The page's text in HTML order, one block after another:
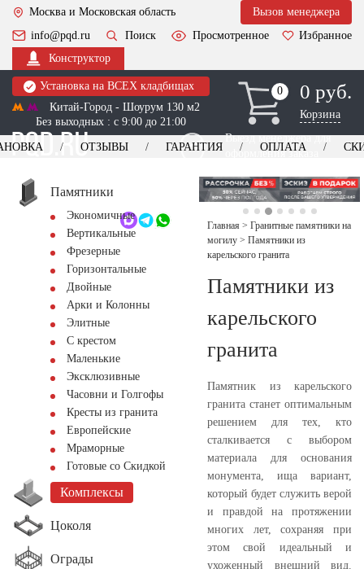
Москва и Московская область
Вызов менеджера
info@pqd.ru
Поиск Просмотренное
Избранное
Конструктор
Установка на ВСЕХ кладбищах
Китай-Город - Шоурум 130 м2
Без выходных : с 9:00 до 21:00
0
0 0 руб.
Корзина
Выезд менеджера для
оформления заказа
+7 (495) 518-44-23
Обратный звонок
ОТЗЫВЫ ГАРАНТИЯ ОПЛАТА
Памятники
Экономичные
Вертикальные
Фрезерные
Горизонтальные
Двойные
Арки и Колонны
Элитные
С крестом
Маленькие
Эксклюзивные
Часовни и Голгофы
Кресты из гранита
Европейские
Мраморные
Готовые со Скидкой
Комплексы
Цоколя
Ограды
Главная > Гранитные памятники на
могилу > Памятники из
карельского гранита
Памятники из
карельского
гранита
Памятник из карельского
гранита станет оптимальным
решением для тех, кто
сталкивается с выбором
материала для основания
монумента, ища вариант,
который будет служить верой
и правдой на протяжении
многих лет, сохраняя при
этом свой идеальный и
ухоженный внешний вид.